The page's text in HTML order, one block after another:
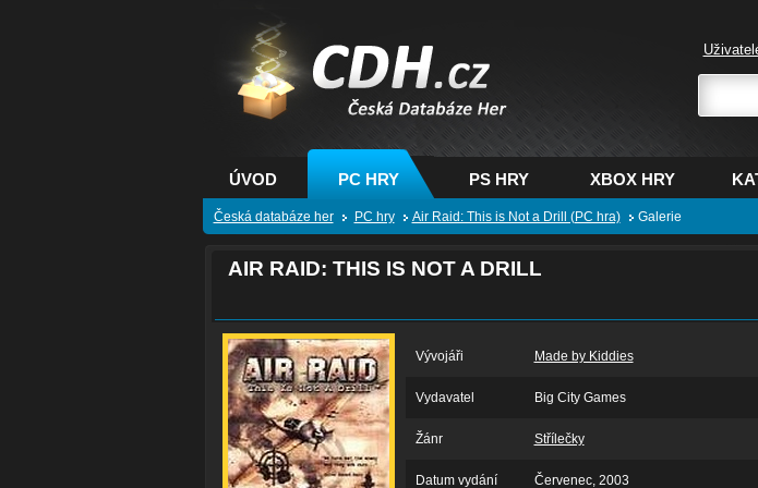
CDH.cz - hry na PC,
PS, XBOX - Česká
databáze her
ÚVOD PC HRY PS HRY XBOX HRY
Česká databáze her PC hry Air Raid: This is Not a Drill (PC hra) Galerie
AIR RAID: THIS IS NOT A DRILL
Vývojáři Made by Kiddies
Vydavatel Big City Games
Žánr Střílečky
Datum vydání Červenec, 2003